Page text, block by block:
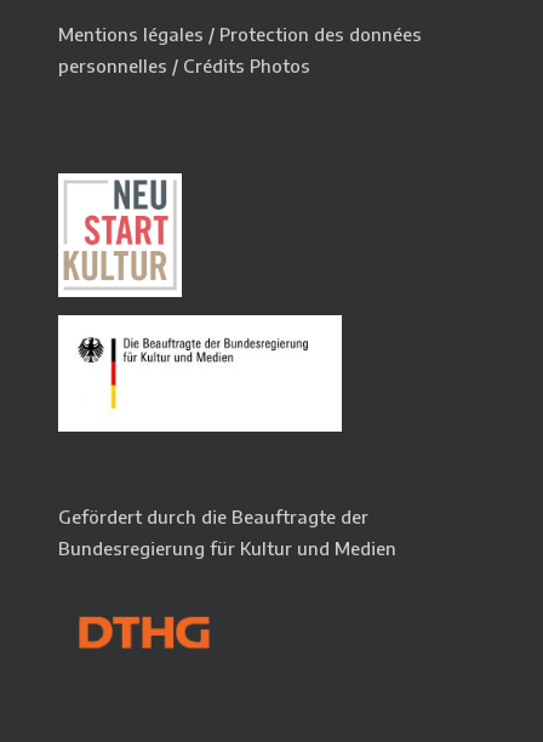
Mentions légales / Protection des données
personnelles / Crédits Photos
Gefördert durch die Beauftragte der
Bundesregierung für Kultur und Medien